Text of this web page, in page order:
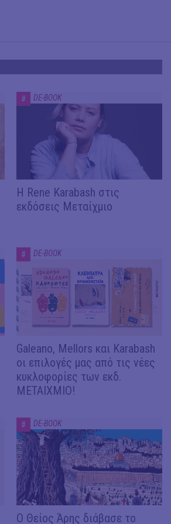
# DE-BOOK
Η Rene Karabash στις
εκδόσεις Μεταίχμιο
# DE-BOOK
Galeano, Mellors και Karabash
οι επιλογές μας από τις νέες
κυκλοφορίες των εκδ.
ΜΕΤΑΙΧΜΙΟ!
# DE-BOOK
Ο Θείος Άρης διάβασε το